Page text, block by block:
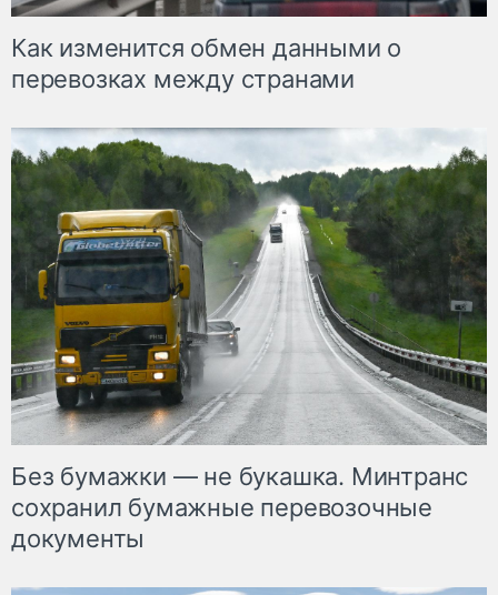
Как изменится обмен данными о
перевозках между странами
Без бумажки — не букашка. Минтранс
сохранил бумажные перевозочные
документы